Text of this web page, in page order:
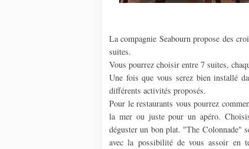
La compagnie Seabourn propose des
suites.
Vous pourrez choisir entre 7 suites,
Une fois que vous serez bien installé
différents activités proposés.
Pour le restaurants vous pourrez
la mer ou juste pour un apéro.
déguster un bon plat. "The Colonnade"
avec la possibilité de vous assoir